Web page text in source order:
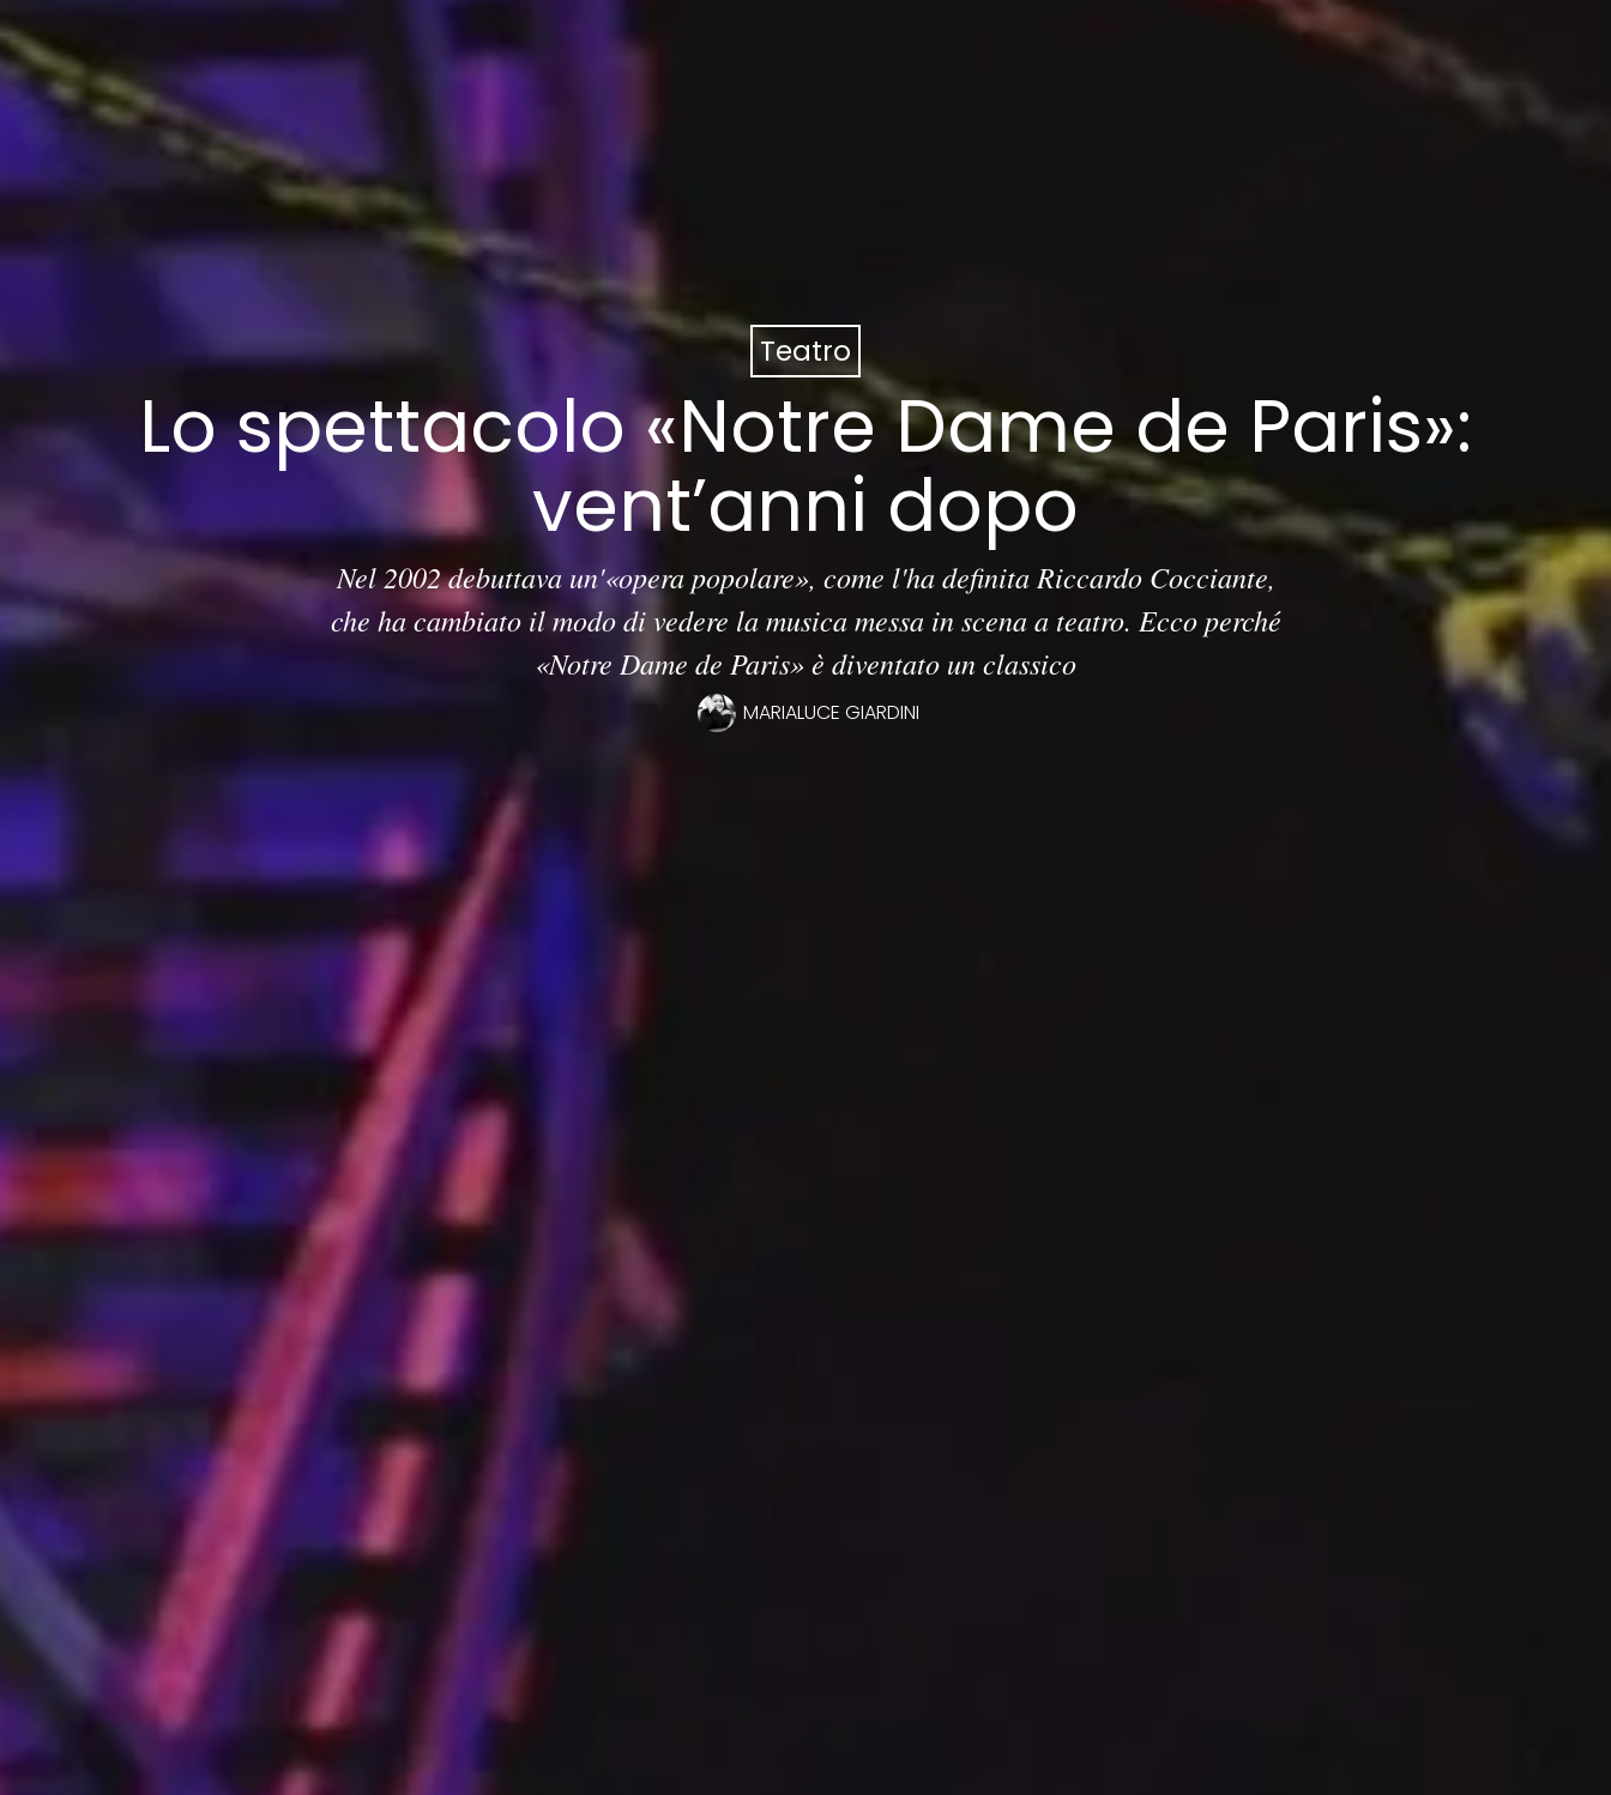
Teatro
Lo spettacolo «Notre Dame de Paris»:
vent’anni dopo
Nel 2002 debuttava un'«opera popolare», come l'ha definita Riccardo Cocciante,
che ha cambiato il modo di vedere la musica messa in scena a teatro. Ecco perché
«Notre Dame de Paris» è diventato un classico
MARIALUCE GIARDINI